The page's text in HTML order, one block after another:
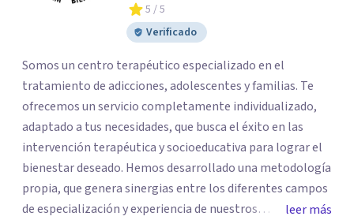
5 / 5
Verificado
Somos un centro terapéutico especializado en el
tratamiento de adicciones, adolescentes y familias. Te
ofrecemos un servicio completamente individualizado,
adaptado a tus necesidades, que busca el éxito en las
intervención terapéutica y socioeducativa para lograr el
bienestar deseado. Hemos desarrollado una metodología
propia, que genera sinergias entre los diferentes campos
de especialización y experiencia de nuestros
leer más